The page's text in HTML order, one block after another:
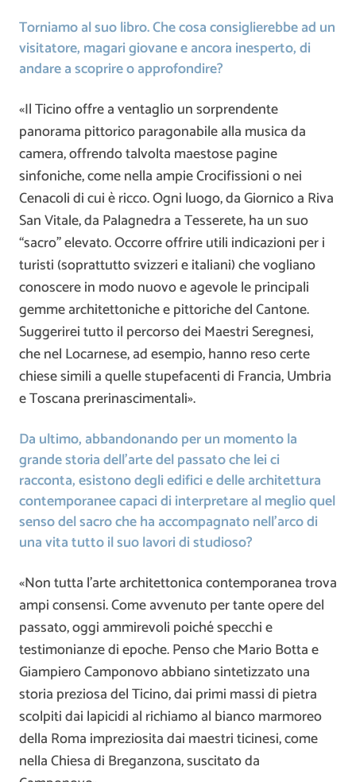
Torniamo al suo libro. Che cosa consiglierebbe ad un
visitatore, magari giovane e ancora inesperto, di
andare a scoprire o approfondire?
«Il Ticino offre a ventaglio un sorprendente
panorama pittorico paragonabile alla musica da
camera, offrendo talvolta maestose pagine
sinfoniche, come nella ampie Crocifissioni o nei
Cenacoli di cui è ricco. Ogni luogo, da Giornico a Riva
San Vitale, da Palagnedra a Tesserete, ha un suo
“sacro” elevato. Occorre offrire utili indicazioni per i
turisti (soprattutto svizzeri e italiani) che vogliano
conoscere in modo nuovo e agevole le principali
gemme architettoniche e pittoriche del Cantone.
Suggerirei tutto il percorso dei Maestri Seregnesi,
che nel Locarnese, ad esempio, hanno reso certe
chiese simili a quelle stupefacenti di Francia, Umbria
e Toscana prerinascimentali».
Da ultimo, abbandonando per un momento la
grande storia dell’arte del passato che lei ci
racconta, esistono degli edifici e delle architettura
contemporanee capaci di interpretare al meglio quel
senso del sacro che ha accompagnato nell’arco di
una vita tutto il suo lavori di studioso?
«Non tutta l’arte architettonica contemporanea trova
ampi consensi. Come avvenuto per tante opere del
passato, oggi ammirevoli poiché specchi e
testimonianze di epoche. Penso che Mario Botta e
Giampiero Camponovo abbiano sintetizzato una
storia preziosa del Ticino, dai primi massi di pietra
scolpiti dai lapicidi al richiamo al bianco marmoreo
della Roma impreziosita dai maestri ticinesi, come
nella Chiesa di Breganzona, suscitato da